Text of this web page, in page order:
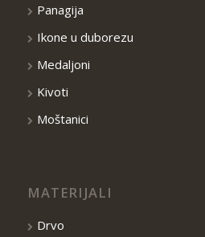
Panagija
Ikone u duborezu
Medaljoni
Kivoti
Moštanici
MATERIJALI
Drvo